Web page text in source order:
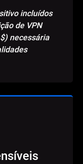
incluídos
de VPN
necessária